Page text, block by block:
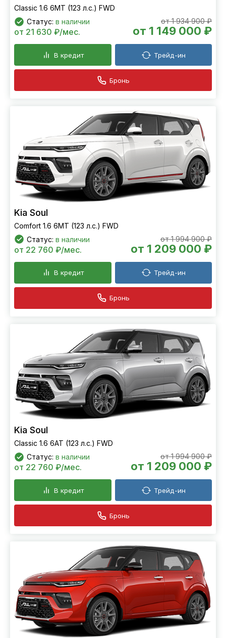
Classic 1.6 6МТ (123 л.с.) FWD
Статус: в наличии от 1 934 900 ₽
от 1 149 000 ₽
от 21 630 ₽/мес.
В кредит Трейд-ин
Бронь
Kia Soul
Comfort 1.6 6МТ (123 л.с.) FWD
Статус: в наличии от 1 994 900 ₽
от 1 209 000 ₽
от 22 760 ₽/мес.
В кредит Трейд-ин
Бронь
Kia Soul
Classic 1.6 6АТ (123 л.с.) FWD
Статус: в наличии от 1 994 900 ₽
от 1 209 000 ₽
от 22 760 ₽/мес.
В кредит Трейд-ин
Бронь